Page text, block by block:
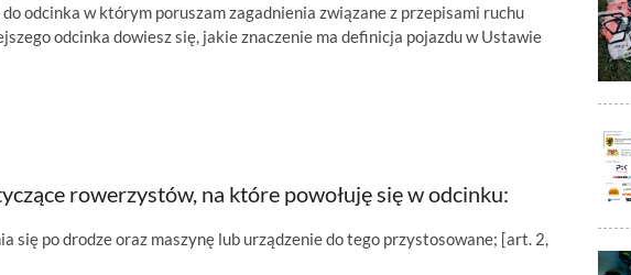
głośność.
odcinka w którym poruszam zagadnienia związane z przepisami ruchu
odcinka dowiesz się, jakie znaczenie ma definicja pojazdu w Ustawie
rowerzystów, na które powołuję się w odcinku:
się po drodze oraz maszynę lub urządzenie do tego przystosowane; [art. 2,